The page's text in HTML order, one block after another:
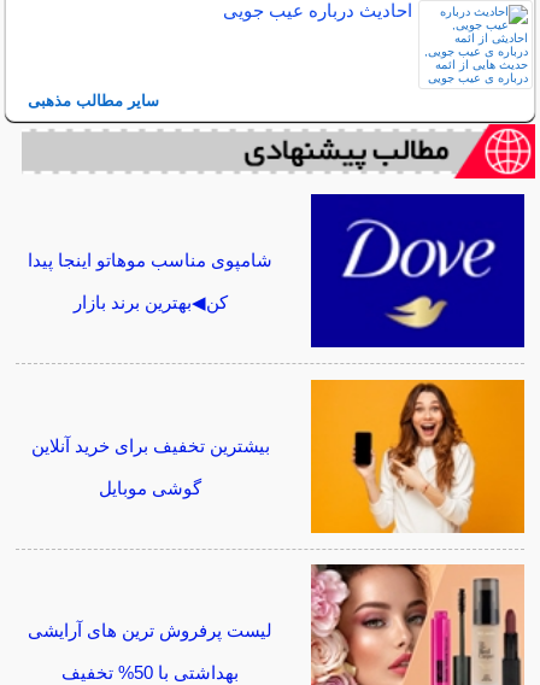
احادیث درباره عیب جویی
سایر مطالب مذهبی
شامپوی مناسب موهاتو اینجا پیدا
کن◀بهترین برند بازار
بیشترین تخفیف برای خرید آنلاین
گوشی موبایل
لیست پرفروش ترین های آرایشی
بهداشتی با 50% تخفیف